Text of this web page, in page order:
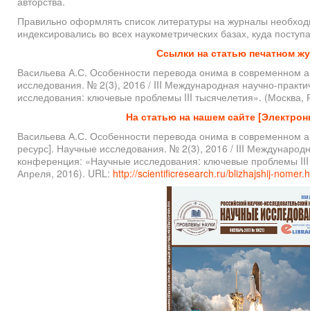
Правильно оформлять список литературы на журналы
индексировались во всех наукометрических базах, куда
Ссылки на статью печатном
Васильева А.С. Особенности перевода онима в современном
исследования. № 2(3), 2016 / III Международная научно-
исследования: ключевые проблемы III тысячелетия».
На статью на нашем сайте
Васильева А.С. Особенности перевода онима в современном
ресурс]. Научные исследования. № 2(3), 2016 / III
конференция: «Научные исследования: ключевые проблемы
Апреля, 2016). URL: http://scientificresearch.ru/blizhajshij-